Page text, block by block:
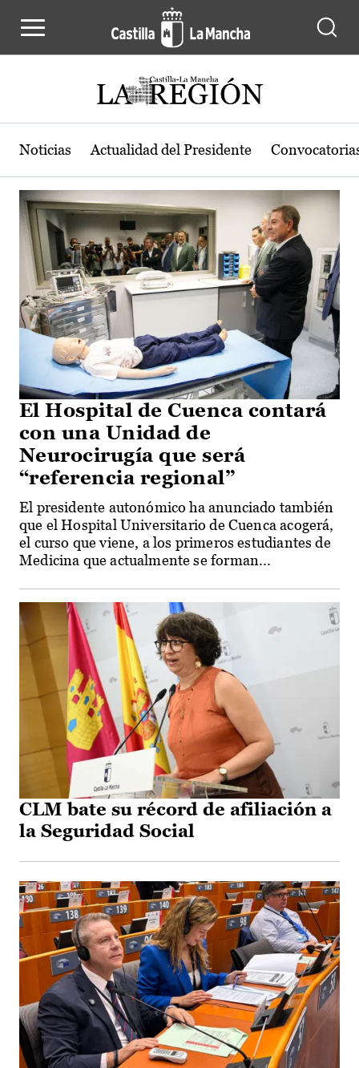
Actualidad de la región de Castilla-
Noticias Actualidad del Presidente
El Hospital de Cuenca contará
con una Unidad de
Neurocirugía que será
“referencia regional”
El presidente autonómico ha anunciado también
que el Hospital Universitario de Cuenca acogerá,
el curso que viene, a los primeros estudiantes de
Medicina que actualmente se forman...
CLM bate su récord de afiliación a
la Seguridad Social